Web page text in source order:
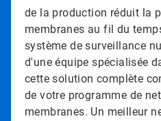
de la production réduit la
membranes au fil du
système de surveillance
d'une équipe spécialisée
cette solution complète
de votre programme de
membranes. Un meilleur